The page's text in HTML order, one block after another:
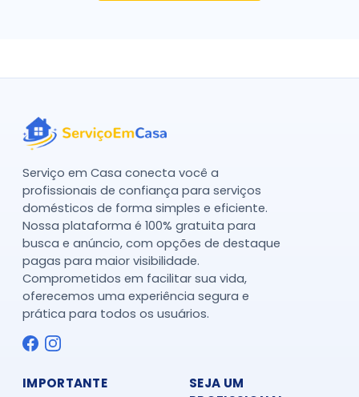
Serviço em Casa conecta você a
profissionais de confiança para serviços
domésticos de forma simples e eficiente.
Nossa plataforma é 100% gratuita para
busca e anúncio, com opções de destaque
pagas para maior visibilidade.
Comprometidos em facilitar sua vida,
oferecemos uma experiência segura e
prática para todos os usuários.
IMPORTANTE
SEJA UM